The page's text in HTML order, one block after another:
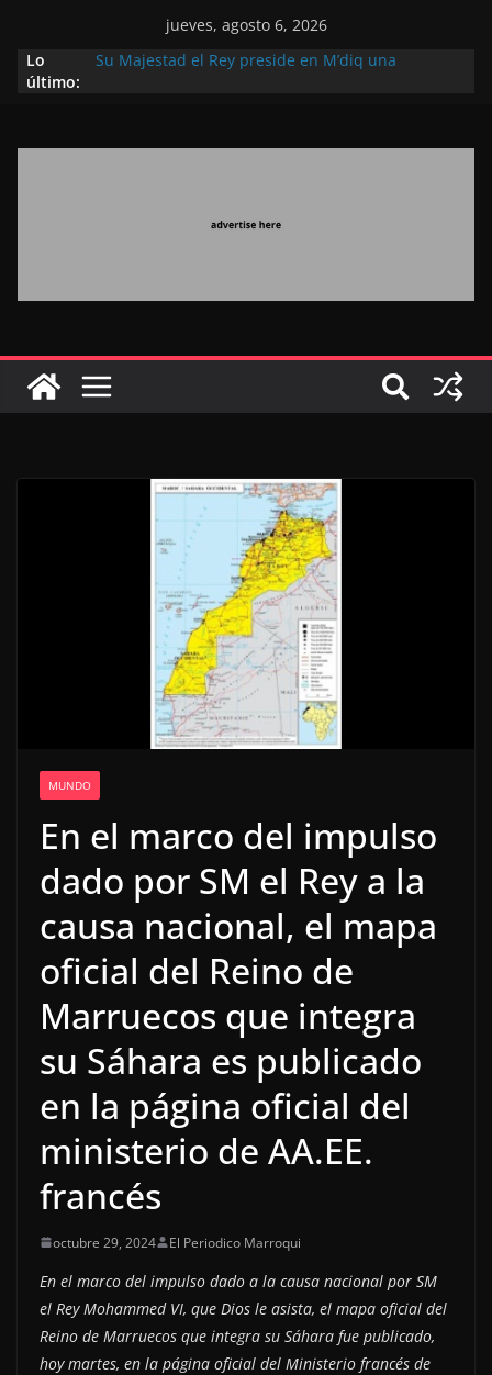
jueves, agosto 6, 2026
Lo
último:
Su Majestad el Rey preside en M’diq una
llegada masiva de marroquíes residentes en el
Marruecos gracias a una visión estratégica
destinada a consolidar la posición de Marruecos
El Discurso Real, un mensaje portador de
esperanza y confianza en el futuro (académico
español)
MUNDO
En el marco del impulso
dado por SM el Rey a la
causa nacional, el mapa
oficial del Reino de
Marruecos que integra
su Sáhara es publicado
en la página oficial del
ministerio de AA.EE.
francés
octubre 29, 2024 El Periodico Marroqui
En el marco del impulso dado a la causa nacional por SM
el Rey Mohammed VI, que Dios le asista, el mapa oficial del
Reino de Marruecos que integra su Sáhara fue publicado,
hoy martes, en la página oficial del Ministerio francés de